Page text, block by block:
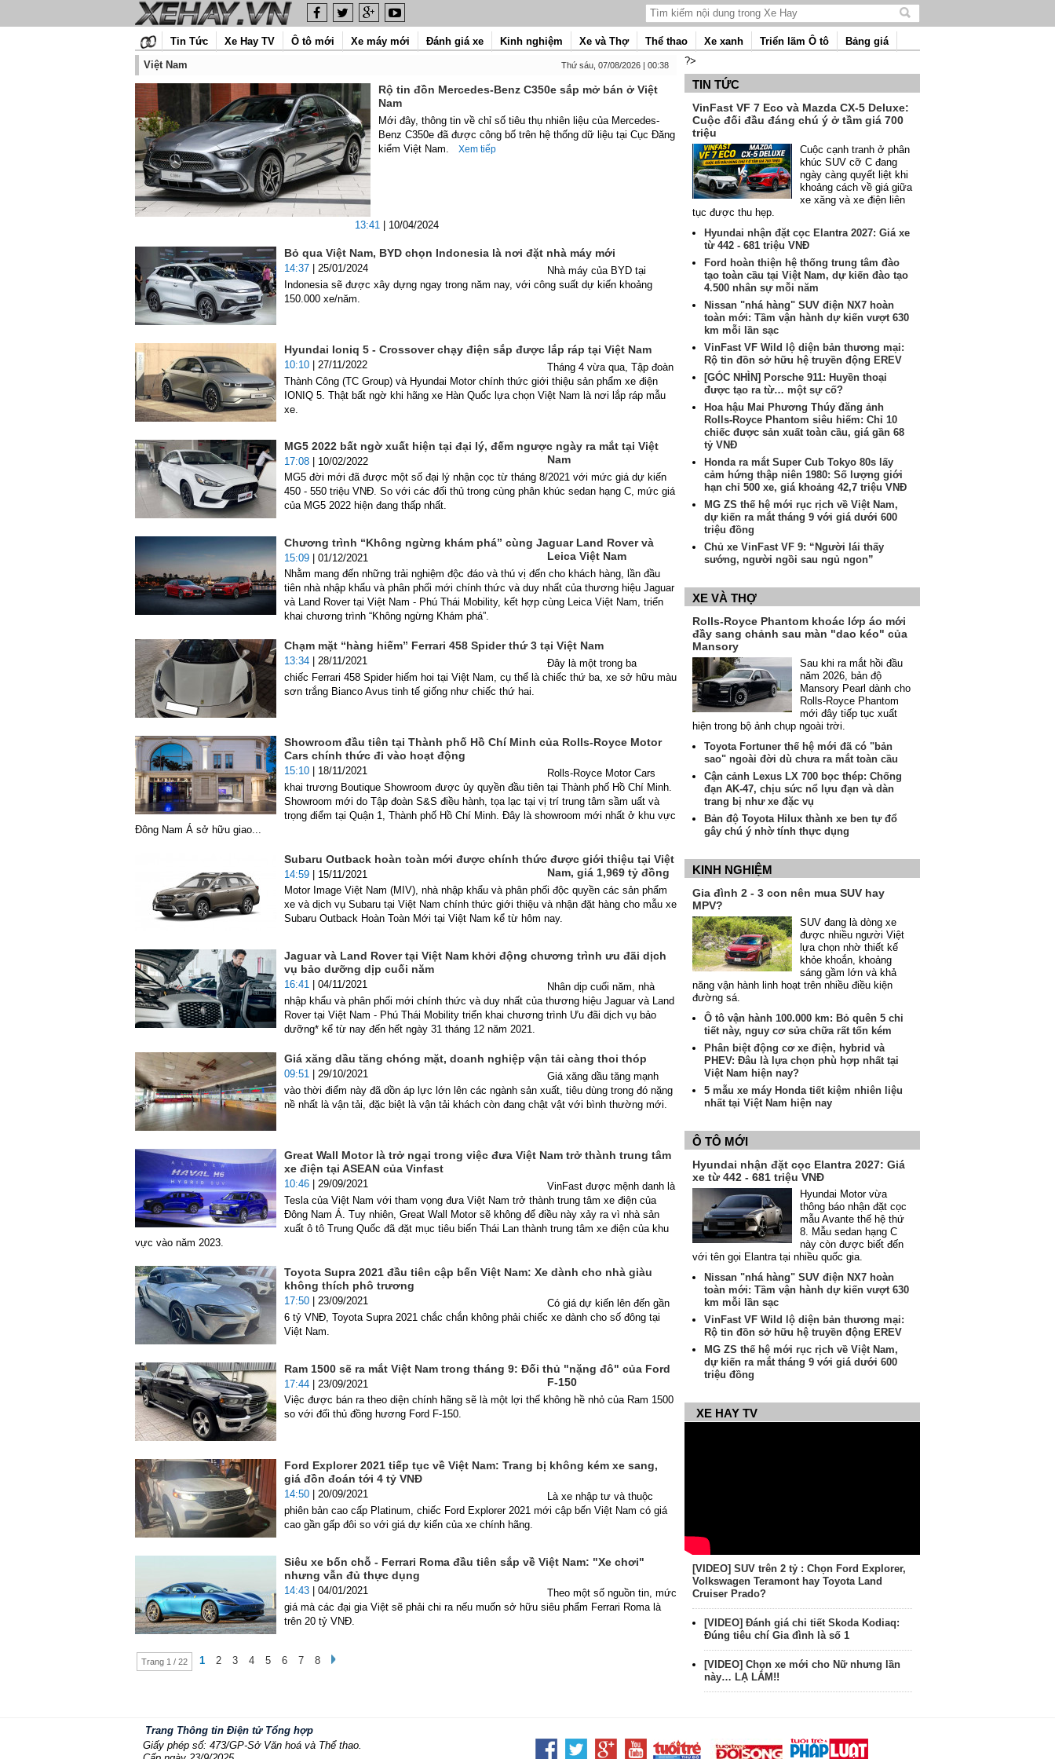
Tìm
nội
Tin Tức Xe Hay TV Ô tô mới Xe máy mới Đánh giá xe Kinh nghiệm Xe và Thợ Thể thao Xe xanh Triển lãm Ô tô
Bảng giá
Việt Nam
Thứ sáu, 07/08/2026 | 00:38
Rộ tin đồn Mercedes-Benz C350e sắp mở bán ở Việt
Nam
13:41 | 10/04/2024
Mới đây, thông tin về chỉ số tiêu thụ nhiên liệu của Mercedes-
Benz C350e đã được công bố trên hệ thống dữ liệu tại Cục Đăng
kiểm Việt Nam. Xem tiếp
Bỏ qua Việt Nam, BYD chọn Indonesia là nơi đặt nhà máy mới
14:37 | 25/01/2024
Nhà máy của BYD tại
Indonesia sẽ được xây dựng ngay trong năm nay, với công suất dự kiến khoảng
150.000 xe/năm.
Hyundai Ioniq 5 - Crossover chạy điện sắp được lắp ráp tại Việt Nam
10:10 | 27/11/2022
Tháng 4 vừa qua, Tập đoàn
Thành Công (TC Group) và Hyundai Motor chính thức giới thiệu sản phẩm xe điện
IONIQ 5. Thật bất ngờ khi hãng xe Hàn Quốc lựa chọn Việt Nam là nơi lắp ráp mẫu
xe.
MG5 2022 bất ngờ xuất hiện tại đại lý, đếm ngược ngày ra mắt tại Việt
Nam
17:08 | 10/02/2022
MG5 đời mới đã được một số đại lý nhận cọc từ tháng 8/2021 với mức giá dự kiến
450 - 550 triệu VNĐ. So với các đối thủ trong cùng phân khúc sedan hạng C, mức giá
của MG5 2022 hiện đang thấp nhất.
Chương trình “Không ngừng khám phá” cùng Jaguar Land Rover và
Leica Việt Nam
15:09 | 01/12/2021
Nhằm mang đến những trải nghiệm độc đáo và thú vị đến cho khách hàng, lần đầu
tiên nhà nhập khẩu và phân phối mới chính thức và duy nhất của thương hiệu Jaguar
và Land Rover tại Việt Nam - Phú Thái Mobility, kết hợp cùng Leica Việt Nam, triển
khai chương trình “Không ngừng Khám phá”.
Chạm mặt “hàng hiếm” Ferrari 458 Spider thứ 3 tại Việt Nam
13:34 | 28/11/2021
Đây là một trong ba
chiếc Ferrari 458 Spider hiếm hoi tại Việt Nam, cụ thể là chiếc thứ ba, xe sở hữu màu
sơn trắng Bianco Avus tinh tế giống như chiếc thứ hai.
Showroom đầu tiên tại Thành phố Hồ Chí Minh của Rolls-Royce Motor
Cars chính thức đi vào hoạt động
15:10 | 18/11/2021
Rolls-Royce Motor Cars
khai trương Boutique Showroom được ủy quyền đầu tiên tại Thành phố Hồ Chí Minh.
Showroom mới do Tập đoàn S&S điều hành, tọa lạc tại vị trí trung tâm sầm uất và
trọng điểm tại Quận 1, Thành phố Hồ Chí Minh. Đây là showroom mới nhất ở khu vực
Đông Nam Á sở hữu giao...
Subaru Outback hoàn toàn mới được chính thức được giới thiệu tại Việt
Nam, giá 1,969 tỷ đồng
14:59 | 15/11/2021
Motor Image Việt Nam (MIV), nhà nhập khẩu và phân phối độc quyền các sản phẩm
xe và dịch vụ Subaru tại Việt Nam chính thức giới thiệu và nhận đặt hàng cho mẫu xe
Subaru Outback Hoàn Toàn Mới tại Việt Nam kể từ hôm nay.
Jaguar và Land Rover tại Việt Nam khởi động chương trình ưu đãi dịch
vụ bảo dưỡng dịp cuối năm
16:41 | 04/11/2021
Nhân dịp cuối năm, nhà
nhập khẩu và phân phối mới chính thức và duy nhất của thương hiệu Jaguar và Land
Rover tại Việt Nam - Phú Thái Mobility triển khai chương trình Ưu đãi dịch vụ bảo
dưỡng* kể từ nay đến hết ngày 31 tháng 12 năm 2021.
Giá xăng dầu tăng chóng mặt, doanh nghiệp vận tải càng thoi thóp
09:51 | 29/10/2021
Giá xăng dầu tăng mạnh
vào thời điểm này đã dồn áp lực lớn lên các ngành sản xuất, tiêu dùng trong đó nặng
nề nhất là vận tải, đặc biệt là vận tải khách còn đang chật vật với bình thường mới.
Great Wall Motor là trở ngại trong việc đưa Việt Nam trở thành trung tâm
xe điện tại ASEAN của Vinfast
10:46 | 29/09/2021
VinFast được mệnh danh là
Tesla của Việt Nam với tham vọng đưa Việt Nam trở thành trung tâm xe điện của
Đông Nam Á. Tuy nhiên, Great Wall Motor sẽ không để điều này xảy ra vì nhà sản
xuất ô tô Trung Quốc đã đặt mục tiêu biến Thái Lan thành trung tâm xe điện của khu
vực vào năm 2023.
Toyota Supra 2021 đầu tiên cập bến Việt Nam: Xe dành cho nhà giàu
không thích phô trương
17:50 | 23/09/2021
Có giá dự kiến lên đến gần
6 tỷ VNĐ, Toyota Supra 2021 chắc chắn không phải chiếc xe dành cho số đông tại
Việt Nam.
Ram 1500 sẽ ra mắt Việt Nam trong tháng 9: Đối thủ "nặng đô" của Ford
F-150
17:44 | 23/09/2021
Việc được bán ra theo diện chính hãng sẽ là một lợi thế không hề nhỏ của Ram 1500
so với đối thủ đồng hương Ford F-150.
Ford Explorer 2021 tiếp tục về Việt Nam: Trang bị không kém xe sang,
giá đồn đoán tới 4 tỷ VNĐ
14:50 | 20/09/2021
Là xe nhập tư và thuộc
phiên bản cao cấp Platinum, chiếc Ford Explorer 2021 mới cập bến Việt Nam có giá
cao gần gấp đôi so với giá dự kiến của xe chính hãng.
Siêu xe bốn chỗ - Ferrari Roma đầu tiên sắp về Việt Nam: "Xe chơi"
nhưng vẫn đủ thực dụng
14:43 | 04/01/2021
Theo một số nguồn tin, mức
giá mà các đại gia Việt sẽ phải chi ra nếu muốn sở hữu siêu phẩm Ferrari Roma là
trên 20 tỷ VNĐ.
Trang 1 / 22 1 2 3 4 5 6 7 8
?>
TIN TỨC
VinFast VF 7 Eco và Mazda CX-5 Deluxe:
Cuộc đối đầu đáng chú ý ở tầm giá 700
triệu
Cuộc cạnh tranh ở phân
khúc SUV cỡ C đang
ngày càng quyết liệt khi
khoảng cách về giá giữa
xe xăng và xe điện liên
tục được thu hẹp.
Hyundai nhận đặt cọc Elantra 2027: Giá xe
từ 442 - 681 triệu VNĐ
Ford hoàn thiện hệ thống trung tâm đào
tạo toàn cầu tại Việt Nam, dự kiến đào tạo
4.500 nhân sự mỗi năm
Nissan "nhá hàng" SUV điện NX7 hoàn
toàn mới: Tầm vận hành dự kiến vượt 630
km mỗi lần sạc
VinFast VF Wild lộ diện bản thương mại:
Rộ tin đồn sở hữu hệ truyền động EREV
[GÓC NHÌN] Porsche 911: Huyền thoại
được tạo ra từ… một sự cố?
Hoa hậu Mai Phương Thúy đăng ảnh
Rolls-Royce Phantom siêu hiếm: Chỉ 10
chiếc được sản xuất toàn cầu, giá gần 68
tỷ VNĐ
Honda ra mắt Super Cub Tokyo 80s lấy
cảm hứng thập niên 1980: Số lượng giới
hạn chỉ 500 xe, giá khoảng 42,7 triệu VNĐ
MG ZS thế hệ mới rục rịch về Việt Nam,
dự kiến ra mắt tháng 9 với giá dưới 600
triệu đồng
Chủ xe VinFast VF 9: “Người lái thấy
sướng, người ngồi sau ngủ ngon”
XE VÀ THỢ
Rolls-Royce Phantom khoác lớp áo mới
đầy sang chảnh sau màn "dao kéo" của
Mansory
Sau khi ra mắt hồi đầu
năm 2026, bản độ
Mansory Pearl dành cho
Rolls-Royce Phantom
mới đây tiếp tục xuất
hiện trong bộ ảnh chụp ngoài trời.
Toyota Fortuner thế hệ mới đã có "bản
sao" ngoài đời dù chưa ra mắt toàn cầu
Cận cảnh Lexus LX 700 bọc thép: Chống
đạn AK-47, chịu sức nổ lựu đạn và dàn
trang bị như xe đặc vụ
Bản độ Toyota Hilux thành xe ben tự đổ
gây chú ý nhờ tính thực dụng
KINH NGHIỆM
Gia đình 2 - 3 con nên mua SUV hay
MPV?
SUV đang là dòng xe
được nhiều người Việt
lựa chọn nhờ thiết kế
khỏe khoắn, khoảng
sáng gầm lớn và khả
năng vận hành linh hoạt trên nhiều điều kiện
đường sá.
Ô tô vận hành 100.000 km: Bỏ quên 5 chi
tiết này, nguy cơ sửa chữa rất tốn kém
Phân biệt động cơ xe điện, hybrid và
PHEV: Đâu là lựa chọn phù hợp nhất tại
Việt Nam hiện nay?
5 mẫu xe máy Honda tiết kiệm nhiên liệu
nhất tại Việt Nam hiện nay
Ô TÔ MỚI
Hyundai nhận đặt cọc Elantra 2027: Giá
xe từ 442 - 681 triệu VNĐ
Hyundai Motor vừa
thông báo nhận đặt cọc
mẫu Avante thế hệ thứ
8. Mẫu sedan hạng C
này còn được biết đến
với tên gọi Elantra tại nhiều quốc gia.
Nissan "nhá hàng" SUV điện NX7 hoàn
toàn mới: Tầm vận hành dự kiến vượt 630
km mỗi lần sạc
VinFast VF Wild lộ diện bản thương mại:
Rộ tin đồn sở hữu hệ truyền động EREV
MG ZS thế hệ mới rục rịch về Việt Nam,
dự kiến ra mắt tháng 9 với giá dưới 600
triệu đồng
XE HAY TV
[VIDEO] SUV trên 2 tỷ : Chọn Ford Explorer,
Volkswagen Teramont hay Toyota Land
Cruiser Prado?
[VIDEO] Đánh giá chi tiết Skoda Kodiaq:
Đúng tiêu chí Gia đình là số 1
[VIDEO] Chọn xe mới cho Nữ nhưng lần
này… LẠ LẮM!!
Trang Thông tin Điện tử Tổng hợp
Giấy phép số: 473/GP-Sở Văn hoá và Thể thao.